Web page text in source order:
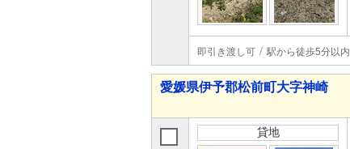
即引き渡し可 駅から徒歩5分以内
愛媛県伊予郡松前町大字神崎
貸地